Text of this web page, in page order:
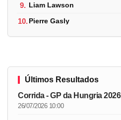
9. Liam Lawson
10.Pierre Gasly
Últimos Resultados
Corrida - GP da Hungria 2026
26/07/2026 10:00